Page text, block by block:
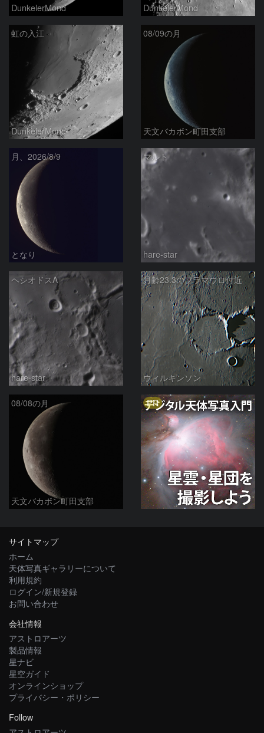
DunkelerMond DunkelerMond
虹の入江
DunkelerMond
08/09の月
天文バカボン町田支部
月、2026/8/9
となり
マルト
hare-star
ヘシオドスA
hare-star
月齢23.3のフラマウロ付近
ウィルキンソン
08/08の月
天文バカボン町田支部
PR
サイトマップ
ホーム
天体写真ギャラリーについて
利用規約
ログイン/新規登録
お問い合わせ
会社情報
アストロアーツ
製品情報
星ナビ
星空ガイド
オンラインショップ
プライバシー・ポリシー
Follow